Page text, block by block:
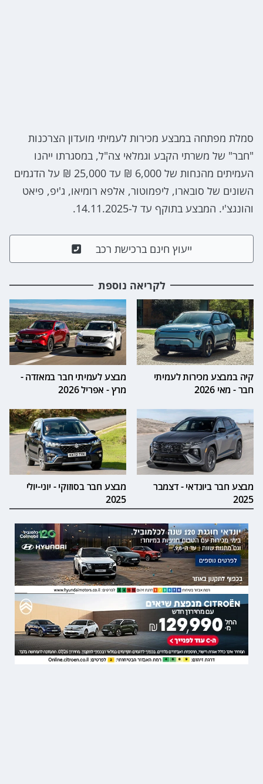
סמלת מפתחה במבצע מכירות לעמיתי מועדון הצרכנות
"חבר" של משרתי הקבע וגמלאי צה"ל, במסגרתו ייהנו
העמיתים מהנחות של 6,000 ₪ עד 25,000 ₪ על הדגמים
השונים של סובארו, ליפמוטור, אלפא רומיאו, ג'יפ, פיאט
והונגצ'י. המבצע בתוקף עד ל-14.11.2025.
ייעוץ חינם ברכישת רכב
לקריאה נוספת
קיה במבצע מכירות לעמיתי
חבר - מאי 2026
מבצע לעמיתי חבר במאזדה -
מרץ - אפריל 2026
מבצע חבר ביונדאי - דצמבר
2025
מבצע חבר בסוזוקי - יוני-יולי
2025